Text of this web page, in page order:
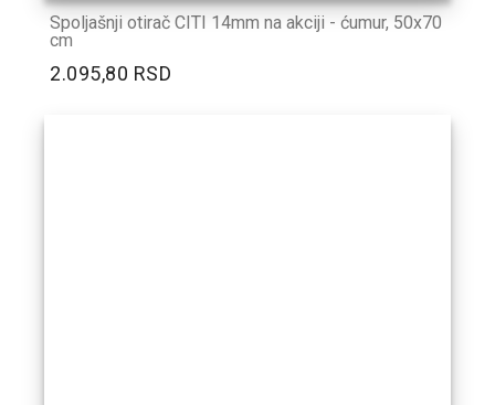
Spoljašnji otirač CITI 14mm na akciji - ćumur, 50x70
cm
2.095,80 RSD